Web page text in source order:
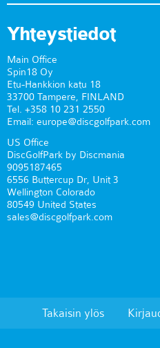
Yhteystiedot
Main Office
Spin18 Oy
Etu-Hankkion katu 18
33700 Tampere, FINLAND
Tel. +358 10 231 2550
Email: europe@discgolfpark.com
US Office
DiscGolfPark by Discmania
9095187465
6556 Buttercup Dr, Unit 3
Wellington Colorado
80549 United States
sales@discgolfpark.com
Takaisin ylös